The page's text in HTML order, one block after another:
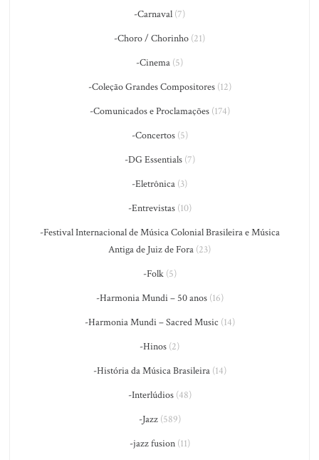
-Carnaval (7)
-Choro / Chorinho (21)
-Cinema (5)
-Coleção Grandes Compositores(12)
-Comunicados e Proclamações(174)
-Concertos(5)
-DG Essentials(7)
-Eletrônica (3)
-Entrevistas(10)
-Festival Internacional de Música Colonial Brasileira e Música
Antiga de Juiz de Fora (23)
-Folk(5)
-Harmonia Mundi – 50 anos(16)
-Harmonia Mundi – Sacred Music (14)
-Hinos (2)
-História da Música Brasileira(14)
-Interlúdios(48)
-Jazz(589)
-jazz fusion(11)